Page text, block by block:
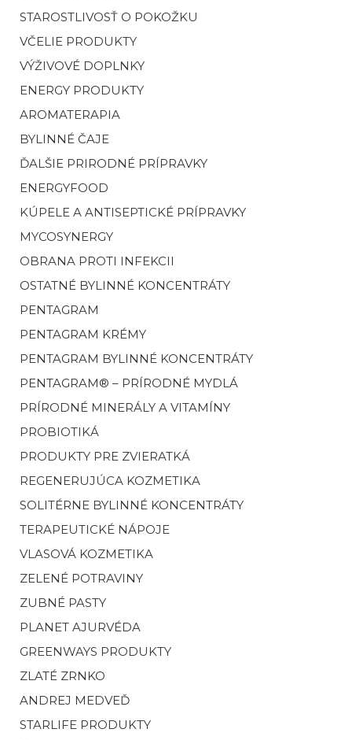
STAROSTLIVOSŤ O POKOŽKU
VČELIE PRODUKTY
VÝŽIVOVÉ DOPLNKY
ENERGY PRODUKTY
AROMATERAPIA
BYLINNÉ ČAJE
ĎALŠIE PRIRODNÉ PRÍPRAVKY
ENERGYFOOD
KÚPELE A ANTISEPTICKÉ PRÍPRAVKY
MYCOSYNERGY
OBRANA PROTI INFEKCII
OSTATNÉ BYLINNÉ KONCENTRÁTY
PENTAGRAM
PENTAGRAM KRÉMY
PENTAGRAM BYLINNÉ KONCENTRÁTY
PENTAGRAM® – PRÍRODNÉ MYDLÁ
PRÍRODNÉ MINERÁLY A VITAMÍNY
PROBIOTIKÁ
PRODUKTY PRE ZVIERATKÁ
REGENERUJÚCA KOZMETIKA
SOLITÉRNE BYLINNÉ KONCENTRÁTY
TERAPEUTICKÉ NÁPOJE
VLASOVÁ KOZMETIKA
ZELENÉ POTRAVINY
ZUBNÉ PASTY
PLANET AJURVÉDA
GREENWAYS PRODUKTY
ZLATÉ ZRNKO
ANDREJ MEDVEĎ
STARLIFE PRODUKTY